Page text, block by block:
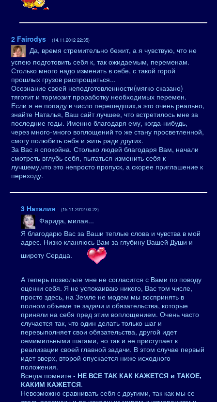
2 Fairodys (14.11.2012 22:35)
Да, время стремительно бежит, а я чувствую, что не
успею подготовить себя к, так ожидаемым, переменам.
Столько много надо изменить в себе, с такой горой
прошлых грузов распрощаться...
Осознание своей неподготовленности(мягко сказано)
тяготит и тормозит проработку необходимых перемен.
Если я не попаду в число перешедших,а это очень реально,
знайте Наталья, Ваш сайт лучшее, что встретилось мне за
последние годы. Именно благодаря ему, когда-нибудь,
через много-много воплощений то же стану просветленной,
смогу полюбить себя и жить ради других.
За Вас я спокойна. Столько людей благодаря Вам, начали
смотреть вглубь себя, пытаться изменить себя к
лучшему,что это непросто пропуск, а скорее приглашение к
переходу.
3 Наталия (15.11.2012 00:22)
Фарида, милая...
Я благодарю Вас за Ваши теплые слова и чувства в мой
адрес. Низко кланяюсь Вам за глубину Вашей Души и
широту Сердца.
А теперь позвольте мне не согласится с Вами по поводу
оценки себя. Я не успокаиваю никого, Вас том числе,
просто здесь, на Земле не модем мы воспринять в
полном объеме те задачи и обязательства, которые
приняли на себя пред этим воплощением. Очень часто
случается так, что один делать только шаг и
перевыполняет свои обязательства, другой идет
семимильными шагами, но так и не приступает к
реализации своей главной задачи. В этом случае первый
идет вверх, второй опускается ниже исходного
положения.
Всегда помните - НЕ ВСЕ ТАК КАК КАЖЕТСЯ и ТАКОЕ,
КАКИМ КАЖЕТСЯ.
Невозможно сравнивать себя с другими, так как мы се